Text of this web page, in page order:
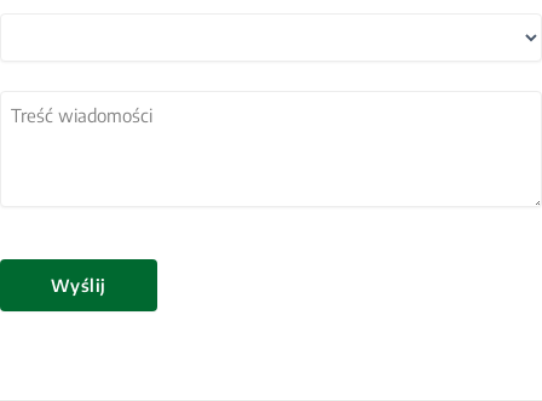
Treść
wiadomości (wymagane)
Wyślij